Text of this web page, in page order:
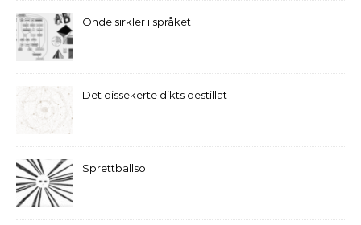
Onde sirkler i språket
Det dissekerte dikts destillat
Sprettballsol